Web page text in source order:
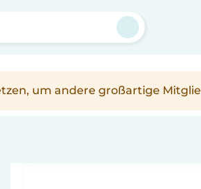
um andere großartige